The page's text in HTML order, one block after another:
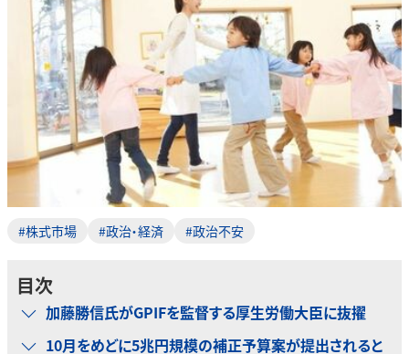
#株式市場 #政治・経済 #政治不安
目次
加藤勝信氏がGPIFを監督する厚生労働大臣に抜擢
10月をめどに5兆円規模の補正予算案が提出されると